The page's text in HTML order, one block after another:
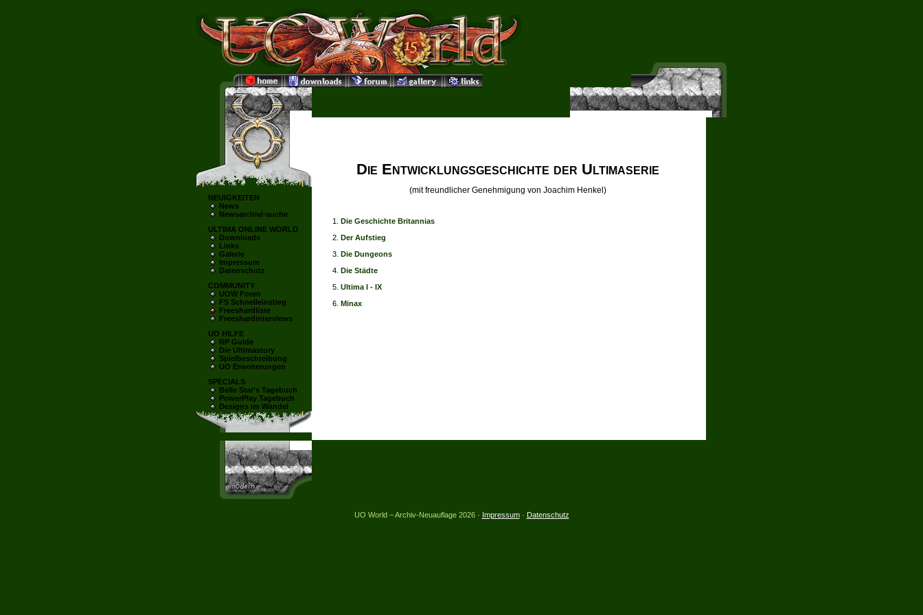
NEUIGKEITEN
News
Newsarchiv/-suche
ULTIMA ONLINE WORLD
Downloads
Links
Galerie
Impressum
Datenschutz
COMMUNITY
UOW Foren
FS Schnelleinstieg
Freeshardliste
Freeshardinterviews
UO HILFE
RP Guide
Die Ultimastory
Spielbeschreibung
UO Erweiterungen
SPECIALS
Belle Star's Tagebuch
PowerPlay Tagebuch
Designs im Wandel
Die Entwicklungsgeschichte der Ultimaserie
(mit freundlicher Genehmigung von Joachim Henkel)
Die Geschichte Britannias
Der Aufstieg
Die Dungeons
Die Städte
Ultima I - IX
Minax
UO World – Archiv-Neuauflage 2026 · Impressum· Datenschutz